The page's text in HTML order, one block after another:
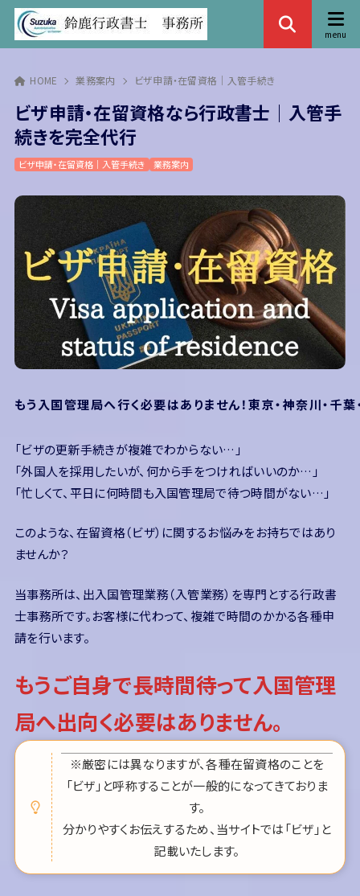
HOME 業務案内 ビザ申請・在留資格｜入管手続き
ビザ申請・在留資格なら行政書士｜入管手
続きを完全代行
ビザ申請・在留資格｜入管手続き 業務案内
もう入国管理局へ行く必要はありません！東京・神奈川・
「ビザの更新手続きが複雑でわからない…」
「外国人を採用したいが、何から手をつければいいのか…」
「忙しくて、平日に何時間も入国管理局で待つ時間がない…」
このような、在留資格（ビザ）に関するお悩みをお持ちではあり
ませんか？
当事務所は、出入国管理業務（入管業務）を専門とする行政書
士事務所です。お客様に代わって、複雑で時間のかかる各種申
請を行います。
もうご自身で長時間待って入国管理
局へ出向く必要はありません。
※厳密には異なりますが、各種在留資格のことを
「ビザ」と呼称することが一般的になってきておりま
す。
分かりやすくお伝えするため、当サイトでは「ビザ」と
記載いたします。